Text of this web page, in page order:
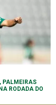
PALMEIRAS
RODADA DO